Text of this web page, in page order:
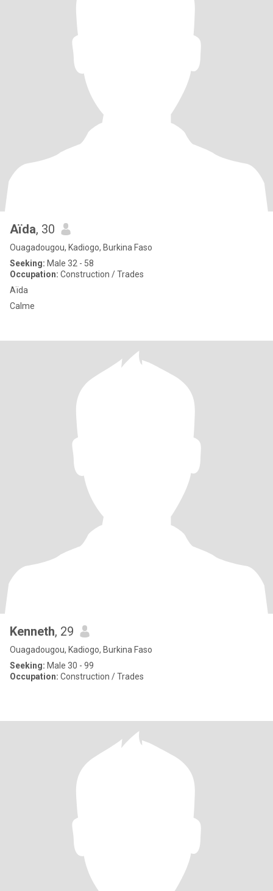
Aïda, 30
Ouagadougou, Kadiogo, Burkina Faso
Seeking: Male 32 - 58
Occupation: Construction / Trades
Aïda
Calme
Kenneth, 29
Ouagadougou, Kadiogo, Burkina Faso
Seeking: Male 30 - 99
Occupation: Construction / Trades